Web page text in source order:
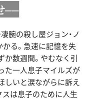
──
腕の殺し屋ジョン・ノ
かる。急速に記憶を失
か数週間。やむなく引
た一人息子マイルズが
しいと涙ながらに訴え
スは息子のために人生